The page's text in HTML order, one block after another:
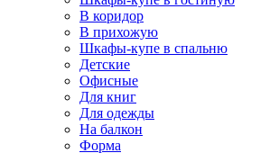
В коридор
В прихожую
Шкафы-купе в спальню
Детские
Офисные
Для книг
Для одежды
На балкон
Форма